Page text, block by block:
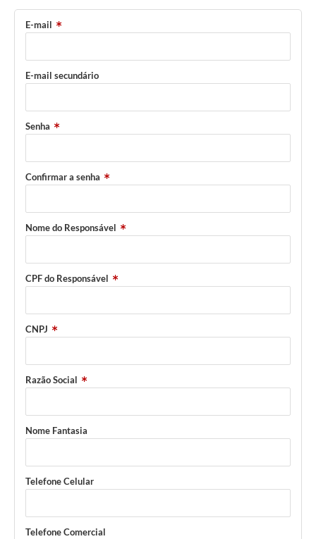
E-mail
E-mail secundário
Senha
Confirmar a senha
Nome do Responsável
CPF do Responsável
CNPJ
Razão Social
Nome Fantasia
Telefone Celular
Telefone Comercial